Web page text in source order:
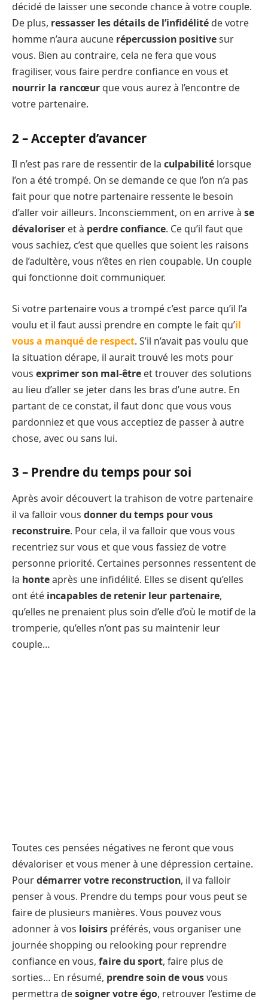
décidé de laisser une seconde chance à votre couple.
De plus, ressasser les détails de l’infidélité de votre
homme n’aura aucune répercussion positivesur
vous. Bien au contraire, cela ne fera que vous
fragiliser, vous faire perdre confiance en vous et
nourrir la rancœur que vous aurez à l’encontre de
votre partenaire.
2 – Accepter d’avancer
Il n’est pas rare de ressentir de la culpabilité lorsque
l’on a été trompé. On se demande ce que l’on n’a pas
fait pour que notre partenaire ressente le besoin
d’aller voir ailleurs. Inconsciemment, on en arrive à se
dévaloriser et à perdre confiance. Ce qu’il faut que
vous sachiez, c’est que quelles que soient les raisons
de l’adultère, vous n’êtes en rien coupable. Un couple
qui fonctionne doit communiquer.
Si votre partenaire vous a trompé c’est parce qu’il l’a
voulu et il faut aussi prendre en compte le fait qu’il
vous a manqué de respect. S’il n’avait pas voulu que
la situation dérape, il aurait trouvé les mots pour
vous exprimer son mal-être et trouver des solutions
au lieu d’aller se jeter dans les bras d’une autre. En
partant de ce constat, il faut donc que vous vous
pardonniez et que vous acceptiez de passer à autre
chose, avec ou sans lui.
3 – Prendre du temps pour soi
Après avoir découvert la trahison de votre partenaire
il va falloir vous donner du temps pour vous
reconstruire. Pour cela, il va falloir que vous vous
recentriez sur vous et que vous fassiez de votre
personne priorité. Certaines personnes ressentent de
la honteaprès une infidélité. Elles se disent qu’elles
ont été incapables de retenir leur partenaire,
qu’elles ne prenaient plus soin d’elle d’où le motif de la
tromperie, qu’elles n’ont pas su maintenir leur
couple…
Toutes ces pensées négatives ne feront que vous
dévaloriser et vous mener à une dépression certaine.
Pourdémarrer votre reconstruction, il va falloir
penser à vous. Prendre du temps pour vous peut se
faire de plusieurs manières. Vous pouvez vous
adonner à vos loisirs préférés, vous organiser une
journée shopping ou relooking pour reprendre
confiance en vous, faire du sport, faire plus de
sorties… En résumé, prendre soin de vousvous
permettra desoigner votre égo, retrouver l’estime de